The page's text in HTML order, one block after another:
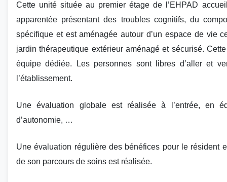
Cette unité située au premier étage de l’EHPAD
apparentée présentant des troubles cognitifs, du
spécifique et est aménagée autour d’un espace de vie
jardin thérapeutique extérieur aménagé et sécurisé.
équipe dédiée. Les personnes sont libres d’aller et
l’établissement.
Une évaluation globale est réalisée à l’entrée, en
d’autonomie, …
Une évaluation régulière des bénéfices pour le résident
de son parcours de soins est réalisée.